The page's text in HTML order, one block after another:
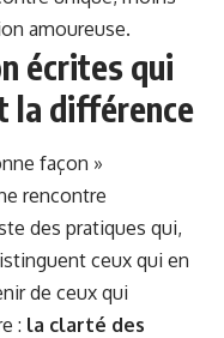
amoureuse.
écrites qui
la différence
façon »
rencontre
des pratiques qui,
ceux qui en
de ceux qui
: la clarté des